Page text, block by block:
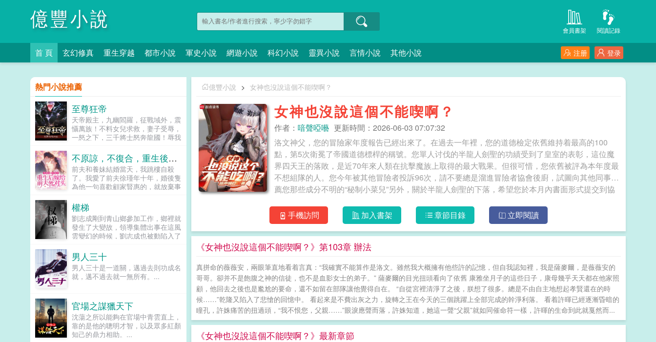
億豐小說 閱讀記錄
會員書架
首 頁 玄幻修真 重生穿越 都市小說 軍史小說 網遊小說 科幻小說 靈異小說 言情小說 其他小說 登录
注册
億豐小說 > 女神也沒說這個不能喫啊？
女神也沒說這個不能喫啊？
作者： 喑聲啞囈 更新時間：2026-06-03 07:07:32
洛文神父，您的冒險家年度報告已經出來了。在過去一年裡，您的道德檢定依舊維持着最高的100
點，第5次衛冕了帝國道德標桿的稱號。您單人讨伐的半龍人劍聖的功績受到了皇室的表彰，這位魔
界四天王的落敗，是近70年來人類在抗擊魔族上取得的最大戰果。但很可惜，您依舊被評為本年度最
不想組隊的人。您今年被其他冒險者投訴96次，請不要總是溜進冒險者協會後廚，試圖向其他同事推
薦您那些成分不明的“秘制小菜兒”另外，關於半龍人劍聖的下落，希望您於本月內書面形式提交到協
手機訪問
加入書架 章節目錄 立即閱讀
《女神也沒說這個不能喫啊？》第103章 辦法
真拼命的薇薇安，兩眼筆直地看着言真：“我確實不能算作是洛文。雖然我大概擁有他些許的記憶，但自我認知裡，我是薩麥爾，是薇薇安的
哥哥。卻并不是飽腹之神的信徒，也不是血影女士的弟子。” 薩麥爾的目光扭頭看向了依舊 康雅坐月子的這些日子，康母幾乎天天都在他家照
顧，他回去之後也是尷尬的要命，還不如留在部隊讓他覺得自在。 “自從宮裡清淨了之後，朕想了很多。總是不由自主地想起孝賢還在的時
候……”乾隆又陷入了悲愴的回憶中。 看起來是不費出灰之力，旋轉之王在今天的三個跳躍上全部完成的幹淨利落。 看着許暉已經逐漸昏暗的
瞳孔，許姝痛苦的扭過頭，“我不恨您，父親……”眼淚應聲而落，許姝知道，她這一聲“父親”就如同催命符一樣，許暉的生命到此就戛然而...
《女神也沒說這個不能喫啊？》最新章節
熱門小說推薦
至尊狂帝
天帝殿主，九幽閻羅，征戰域外，震
懾萬族！不料女兒求救，妻子受辱，
一怒之下，三千將士怒奔龍國！辱我
豪門顫抖，強者低頭外夷臣服... 不原諒，不復合，重生後嫁給前夫死對頭
前夫和養妹結婚當天，我跳樓自殺
了。我愛了前夫徐瑾年十年，婚後隻
為他一句喜歡顧家賢惠的，就放棄事
體弱卻努力工作的白蓮花養妹，說認
真工作的女人最美。可他忘了，我結
婚前就已經揚名國際。而我為了挽救
婚姻的種種言行，都被他認定是我心
思惡毒。甚至，他為了逼我離婚，害
我傷害白蓮花應該付出的代價！有幸
重活一世，我發誓不會再重蹈覆轍。
這個男人，我不要了。可我和他協議
離婚後，上輩子厭惡我入骨的徐瑾
撲入他的死對頭懷中。...
權梯
劉志成剛到青山鄉參加工作，鄉裡就
發生了大變故，領導集體出事在這風
雲變幻的時候，劉志成也被動陷入了
生，稍有不慎，屍骨無存為官一任，
造福一方，堅持本心，方為正道！...
男人三十
男人三十是一道關，邁過去則功成名
就，邁不過去就一無所有。...
官場之謀獵天下
沈蕩之所以能夠在官場中青雲直上，
靠的是他的聰明才智，以及眾多紅顏
知己的鼎力相助。...